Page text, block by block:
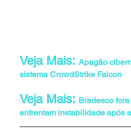
Veja Mais: Apagão
sistema CrowdStrike Falcon
Veja Mais: Bradesco
enfrentam instabilidade após